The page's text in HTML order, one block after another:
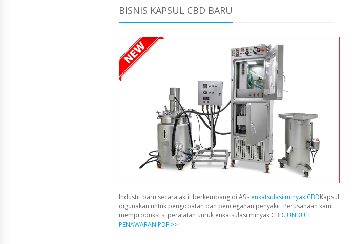
BISNIS KAPSUL CBD BARU
Industri baru secara aktif berkembang di AS - enkatsulasi minyak CBDKapsul
digunakan untuk pengobatan dan pencegahan penyakit. Perusahaan kami
memproduksi si peralatan unruk enkatsulasi minyak CBD. UNDUH
PENAWARAN PDF >>